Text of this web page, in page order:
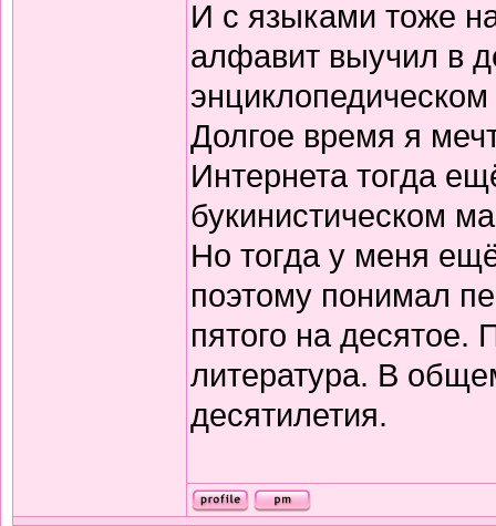
И с языками тоже
алфавит выучил в
Долгое время я
Интернета тогда
букинистическом
Но тогда у меня
поэтому понимал
пятого на десятое.
литература. В
десятилетия.